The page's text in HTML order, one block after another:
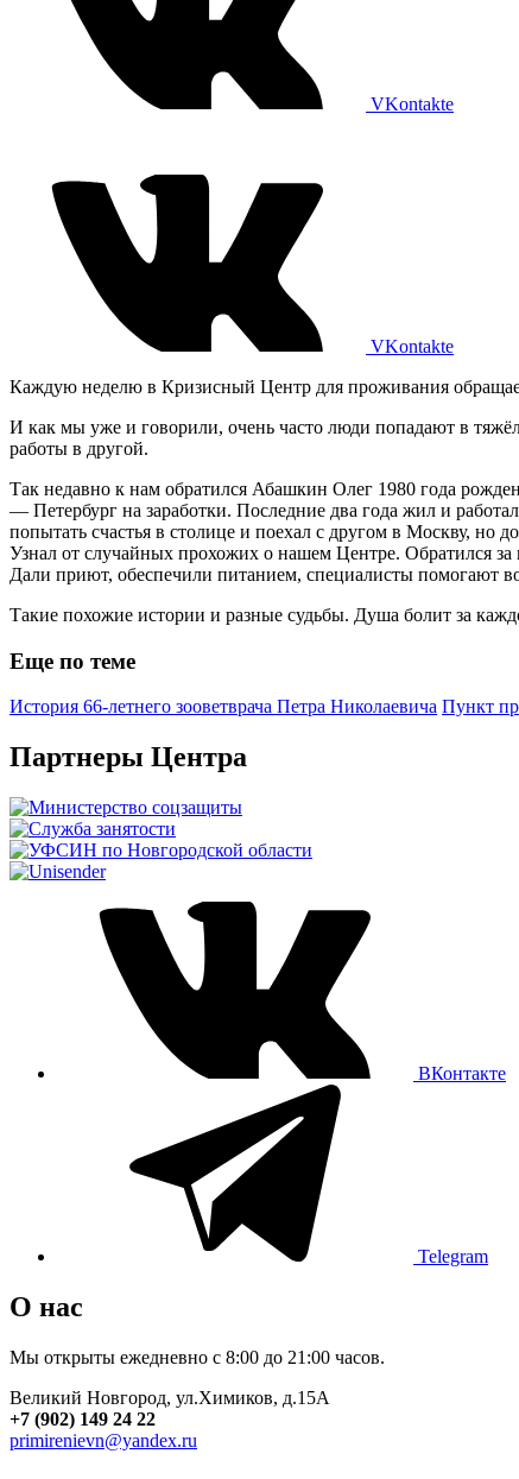
VKontakte
VKontakte
Каждую неделю в Кризисный Центр для проживания
И как мы уже и говорили, очень часто люди попадают в
работы в другой.
Так недавно к нам обратился Абашкин Олег 1980 года
— Петербург на заработки. Последние два года жил и
попытать счастья в столице и поехал с другом в Москву, но
Узнал от случайных прохожих о нашем Центре. Обратился
Дали приют, обеспечили питанием, специалисты помогают
Такие похожие истории и разные судьбы. Душа болит за
Еще по теме
История 66-летнего зооветврача Петра Николаевича Пункт
Партнеры Центра
ВКонтакте
Telegram
О нас
Мы открыты ежедневно с 8:00 до 21:00 часов.
Великий Новгород, ул.Химиков, д.15А
+7 (902) 149 24 22
primirenievn@yandex.ru